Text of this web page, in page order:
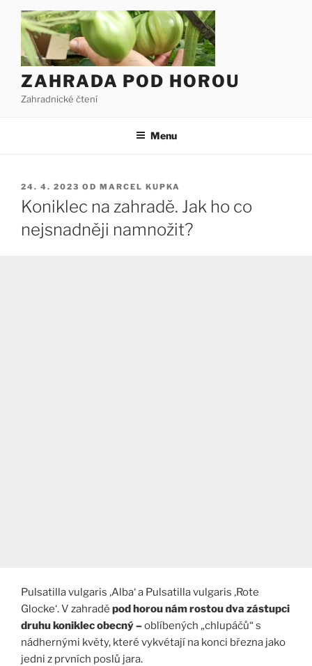
Přejít
obsahu
webu
ZAHRADA POD HOROU
Zahradnické čtení
Menu
PUBLIKOVÁNO
24. 4. 2023 OD MARCEL KUPKA
Koniklec na zahradě. Jak ho co
nejsnadněji namnožit?
Pulsatilla vulgaris ‚Alba‘ a Pulsatilla vulgaris ‚Rote
Glocke‘. V zahradě pod horou nám rostou dva zástupci
druhu koniklec obecný –oblíbených „chlupáčů“ s
nádhernými květy, které vykvétají na konci března jako
jedni z prvních poslů jara.